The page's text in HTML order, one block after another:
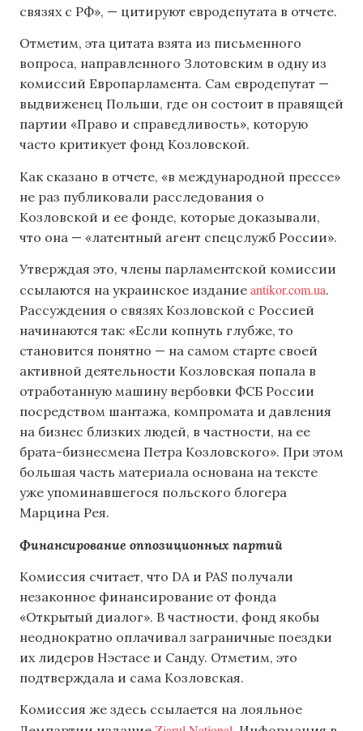
связях с РФ», — цитируют евродепутата в отчете.
Отметим, эта цитата взята из письменного
вопроса, направленного Злотовским в одну из
комиссий Европарламента. Сам евродепутат —
выдвиженец Польши, где он состоит в правящей
партии «Право и справедливость», которую
часто критикует фонд Козловской.
Как сказано в отчете, «в международной прессе»
не раз публиковали расследования о
Козловской и ее фонде, которые доказывали,
что она — «латентный агент спецслужб России».
Утверждая это, члены парламентской комиссии
ссылаются на украинское издание antikor.com.ua.
Рассуждения о связях Козловской с Россией
начинаются так: «Если копнуть глубже, то
становится понятно — на самом старте своей
активной деятельности Козловская попала в
отработанную машину вербовки ФСБ России
посредством шантажа, компромата и давления
на бизнес близких людей, в частности, на ее
брата-бизнесмена Петра Козловского». При этом
большая часть материала основана на тексте
уже упоминавшегося польского блогера
Марцина Рея.
Финансирование оппозиционных партий
Комиссия считает, что DA и PAS получали
незаконное финансирование от фонда
«Открытый диалог». В частности, фонд якобы
неоднократно оплачивал заграничные поездки
их лидеров Нэстасе и Санду. Отметим, это
подтверждала и сама Козловская.
Комиссия же здесь ссылается на лояльное